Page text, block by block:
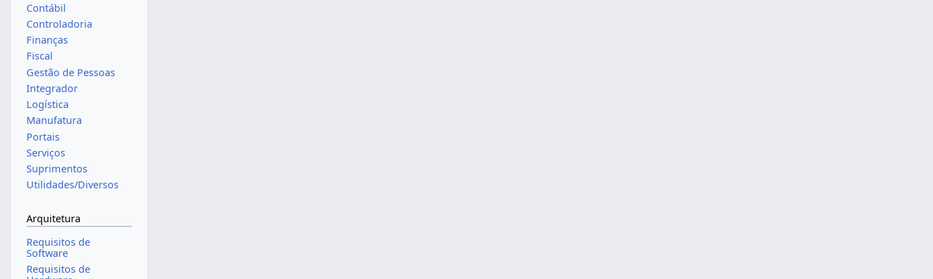
Contábil
Controladoria
Finanças
Fiscal
Gestão de Pessoas
Integrador
Logística
Manufatura
Portais
Serviços
Suprimentos
Utilidades/Diversos
Arquitetura
Requisitos de
Software
Requisitos de